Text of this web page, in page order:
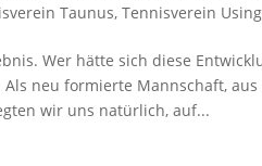
Taunus,Tennisverein
Wer hätte sich diese
neu formierte Mannschaft,
wir uns natürlich, auf...